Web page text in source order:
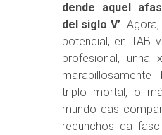
dende aquel
del siglo V’.
potencial, en TAB
profesional, unha
triplo mortal, o
mundo das
recunchos da